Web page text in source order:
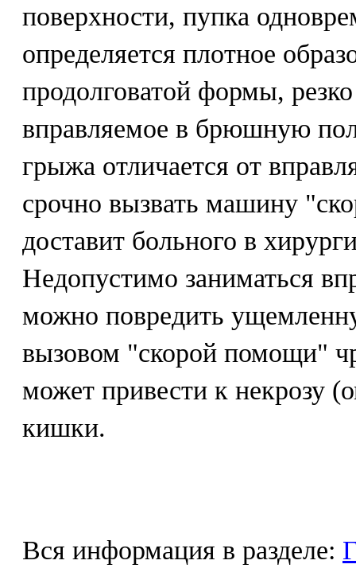
поверхности, пупка
определяется плотное
продолговатой формы,
вправляемое в брюшную
грыжа отличается от
срочно вызвать машину
доставит больного в
Недопустимо заниматься
можно повредить
вызовом "скорой помощи"
может привести к некрозу
кишки.
Вся информация в разделе: